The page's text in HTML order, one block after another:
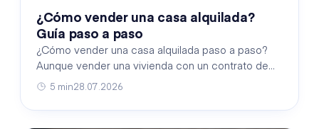
¿Cómo vender una casa alquilada?
Guía paso a paso
¿Cómo vender una casa alquilada paso a paso?
Aunque vender una vivienda con un contrato de
alquiler vigente puede parecer complicado, el
5 min28.07.2026